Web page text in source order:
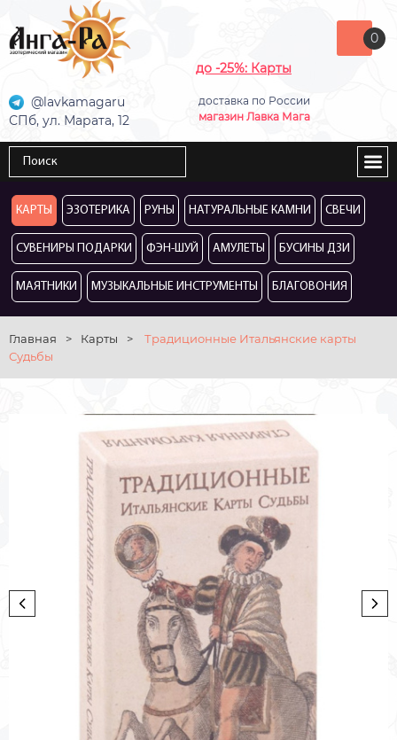
до -25%: Карты
доставка по России
магазин Лавка Мага
@lavkamagaru
СПб, ул. Марата, 12
0
КАРТЫ ЭЗОТЕРИКА РУНЫ НАТУРАЛЬНЫЕ КАМНИ СВЕЧИ
СУВЕНИРЫ ПОДАРКИ ФЭН-ШУЙ АМУЛЕТЫ БУСИНЫ ДЗИ
МАЯТНИКИ МУЗЫКАЛЬНЫЕ ИНСТРУМЕНТЫ БЛАГОВОНИЯ
Главная > Карты >
Традиционные Итальянские карты
Судьбы